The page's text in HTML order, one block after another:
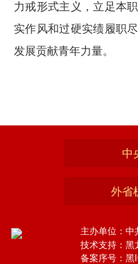
力戒形式主义，立足本
实作风和过硬实绩履职
发展贡献青年力量。
中
外省
主办单位：中
技术支持：黑
备案序号：黑